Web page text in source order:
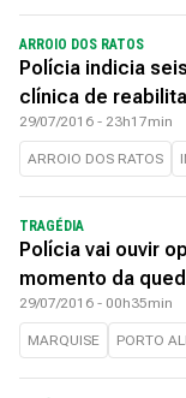
ARROIO DOS RATOS
Polícia indicia
clínica de
29/07/2016 - 23h17min
ARROIO DOS RATOS
TRAGÉDIA
Polícia vai ouvir
momento da
29/07/2016 - 00h35min
MARQUISE PORTO